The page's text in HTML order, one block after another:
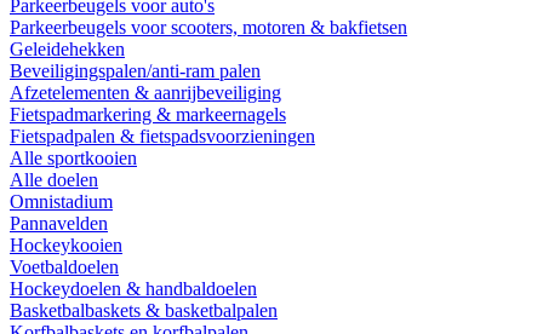
Parkeerbeugels voor auto's
Parkeerbeugels voor scooters, motoren & bakfietsen
Geleidehekken
Beveiligingspalen/anti-ram palen
Afzetelementen & aanrijbeveiliging
Fietspadmarkering & markeernagels
Fietspadpalen & fietspadsvoorzieningen
Alle sportkooien
Alle doelen
Omnistadium
Pannavelden
Hockeykooien
Voetbaldoelen
Hockeydoelen & handbaldoelen
Basketbalbaskets & basketbalpalen